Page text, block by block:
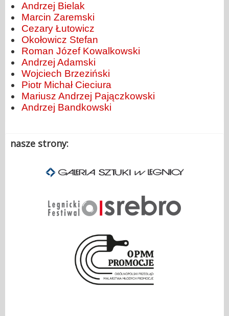
Andrzej Bielak
Marcin Zaremski
Cezary Łutowicz
Okołowicz Stefan
Roman Józef Kowalkowski
Andrzej Adamski
Wojciech Brzeziński
Piotr Michał Cieciura
Mariusz Andrzej Pajączkowski
Andrzej Bandkowski
nasze strony: